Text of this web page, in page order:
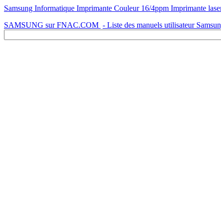
Samsung Informatique Imprimante Couleur 16/4ppm Imprimante
SAMSUNG sur FNAC.COM - Liste des manuels utilisateur